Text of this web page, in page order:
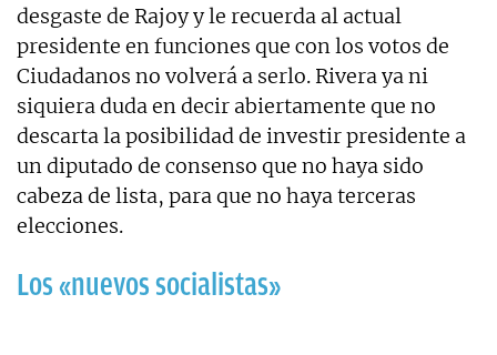
desgaste de Rajoy y le recuerda al actual
presidente en funciones que con los votos de
Ciudadanos no volverá a serlo. Rivera ya ni
siquiera duda en decir abiertamente que no
descarta la posibilidad de investir presidente a
un diputado de consenso que no haya sido
cabeza de lista, para que no haya terceras
elecciones.
Los «nuevos socialistas»